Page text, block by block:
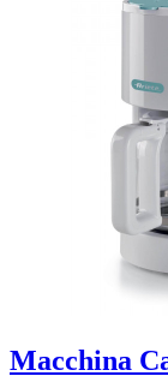
Macchina